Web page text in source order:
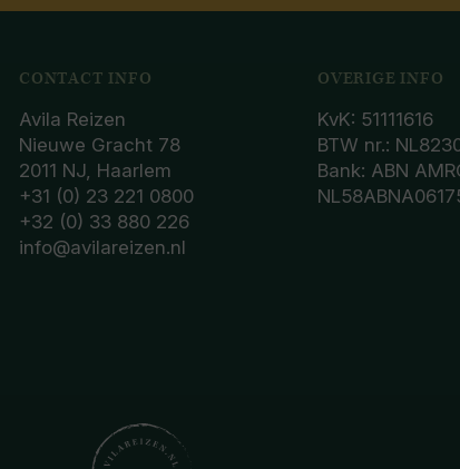
CONTACT INFO
Avila Reizen
Nieuwe Gracht 78
2011 NJ, Haarlem
+31 (0) 23 221 0800
+32 (0) 33 880 226
info@avilareizen.nl
OVERIGE INFO
KvK: 51111616
BTW nr.:
Bank: ABN